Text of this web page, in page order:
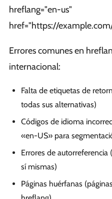
hreflang="en-us"
href="https://
Errores comunes en
internacional:
Falta de etiquetas de
todas sus alternativas)
Códigos de idioma
«en-US» para
Errores de
sí mismas)
Páginas huérfanas